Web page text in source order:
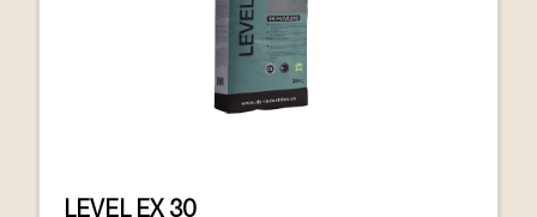
LEVEL EX 30